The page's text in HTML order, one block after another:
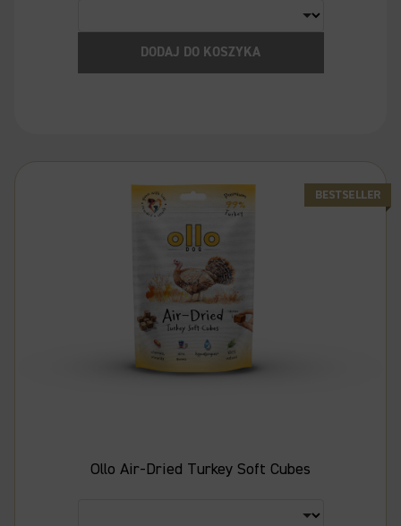
DODAJ DO KOSZYKA
Ollo Air-Dried Turkey Soft Cubes